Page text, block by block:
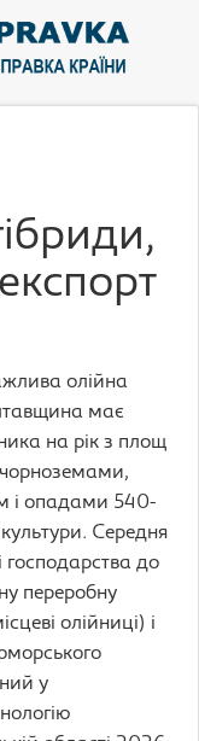
олійна
має
на рік з площ
і опадами 540-
Середня
господарства до
переробну
олійниці) і
у